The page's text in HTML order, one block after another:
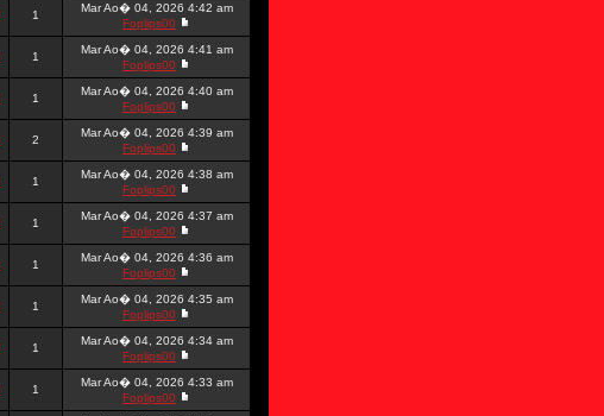
1
Mar Ao� 04, 2026 4:42 am
Foplips00
1
Mar Ao� 04, 2026 4:41 am
Foplips00
1
Mar Ao� 04, 2026 4:40 am
Foplips00
2
Mar Ao� 04, 2026 4:39 am
Foplips00
1
Mar Ao� 04, 2026 4:38 am
Foplips00
1
Mar Ao� 04, 2026 4:37 am
Foplips00
1
Mar Ao� 04, 2026 4:36 am
Foplips00
1
Mar Ao� 04, 2026 4:35 am
Foplips00
1
Mar Ao� 04, 2026 4:34 am
Foplips00
1
Mar Ao� 04, 2026 4:33 am
Foplips00